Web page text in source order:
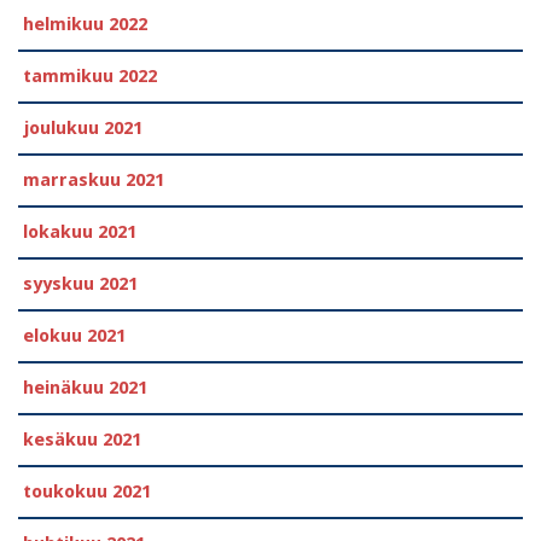
helmikuu 2022
tammikuu 2022
joulukuu 2021
marraskuu 2021
lokakuu 2021
syyskuu 2021
elokuu 2021
heinäkuu 2021
kesäkuu 2021
toukokuu 2021